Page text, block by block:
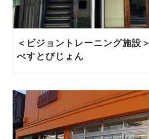
＜ビジョントレーニング施設＞
べすとびじょん